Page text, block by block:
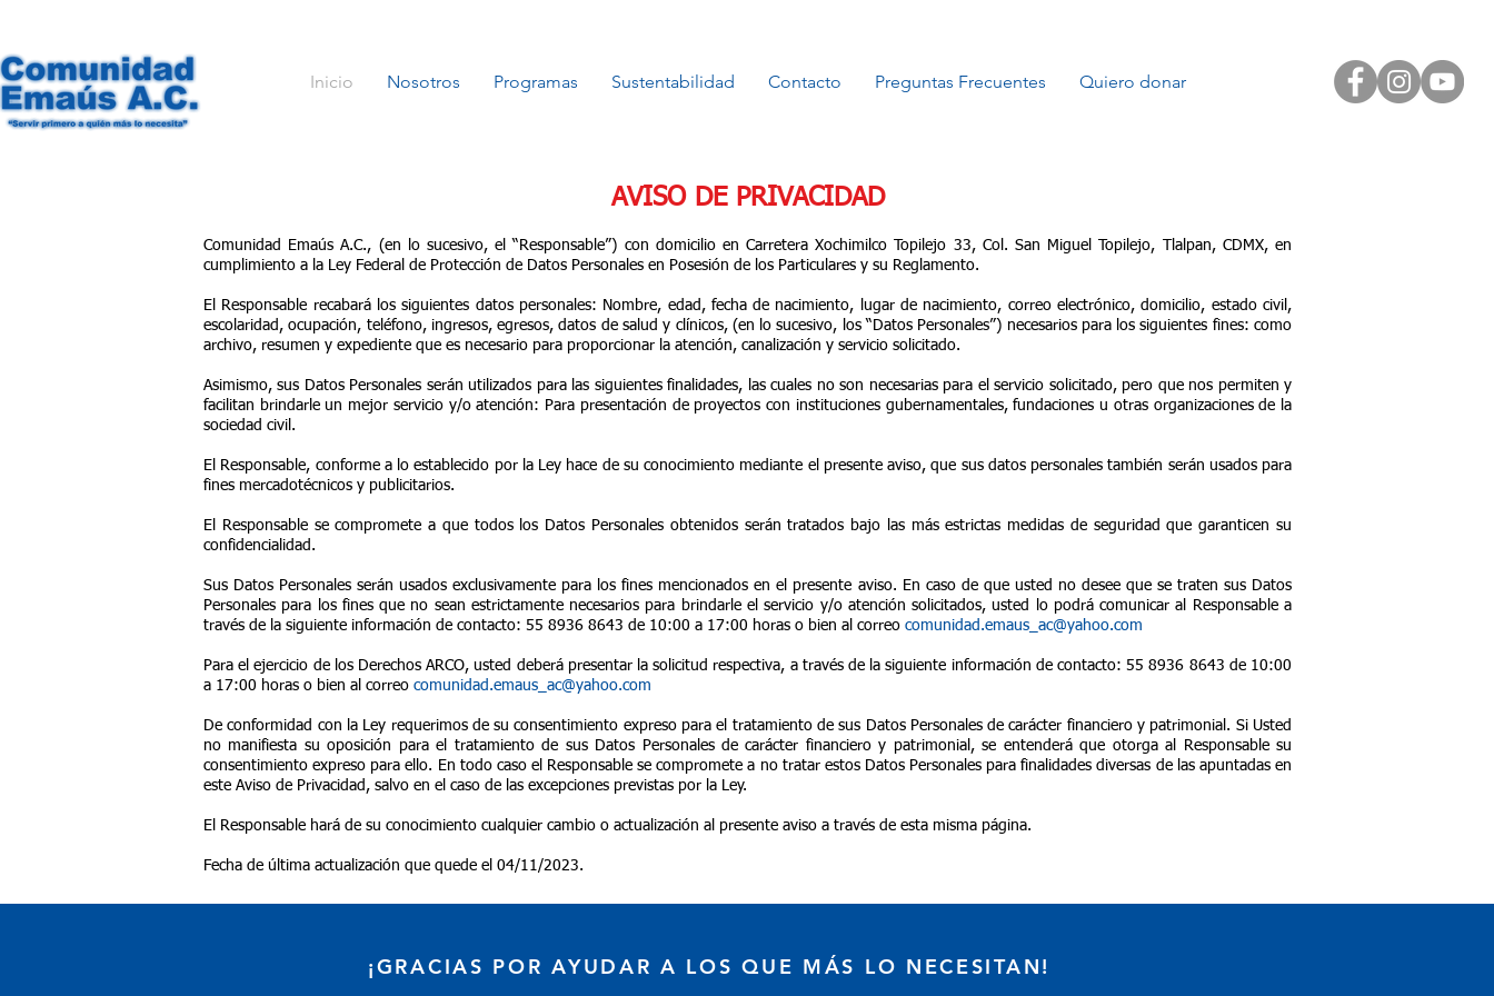
Inicio Nosotros Programas Sustentabilidad Contacto Preguntas Frecuentes Quiero donar
¡GRACIAS POR AYUDAR A LOS QUE MÁS LO NECESITAN!
AVISO DE PRIVACIDAD
Comunidad Emaús A.C., (en lo sucesivo, el “Responsable”) con domicilio en Carretera Xochimilco Topilejo 33, Col. San Miguel Topilejo, Tlalpan, CDMX, en
cumplimiento a la Ley Federal de Protección de Datos Personales en Posesión de los Particulares y su Reglamento.
El Responsable recabará los siguientes datos personales: Nombre, edad, fecha de nacimiento, lugar de nacimiento, correo electrónico, domicilio, estado civil,
escolaridad, ocupación, teléfono, ingresos, egresos, datos de salud y clínicos, (en lo sucesivo, los “Datos Personales”) necesarios para los siguientes fines: como
archivo, resumen y expediente que es necesario para proporcionar la atención, canalización y servicio solicitado.
Asimismo, sus Datos Personales serán utilizados para las siguientes finalidades, las cuales no son necesarias para el servicio solicitado, pero que nos permiten y
facilitan brindarle un mejor servicio y/o atención: Para presentación de proyectos con instituciones gubernamentales, fundaciones u otras organizaciones de la
sociedad civil.
El Responsable, conforme a lo establecido por la Ley hace de su conocimiento mediante el presente aviso, que sus datos personales también serán usados para
fines mercadotécnicos y publicitarios.
El Responsable se compromete a que todos los Datos Personales obtenidos serán tratados bajo las más estrictas medidas de seguridad que garanticen su
confidencialidad.
Sus Datos Personales serán usados exclusivamente para los fines mencionados en el presente aviso. En caso de que usted no desee que se traten sus Datos
Personales para los fines que no sean estrictamente necesarios para brindarle el servicio y/o atención solicitados, usted lo podrá comunicar al Responsable a
través de la siguiente información de contacto: 55 8936 8643 de 10:00 a 17:00 horas o bien al correo comunidad.emaus_ac@yahoo.com
Para el ejercicio de los Derechos ARCO, usted deberá presentar la solicitud respectiva, a través de la siguiente información de contacto: 55 8936 8643 de 10:00
a 17:00 horas o bien al correo comunidad.emaus_ac@yahoo.com
De conformidad con la Ley requerimos de su consentimiento expreso para el tratamiento de sus Datos Personales de carácter financiero y patrimonial. Si Usted
no manifiesta su oposición para el tratamiento de sus Datos Personales de carácter financiero y patrimonial, se entenderá que otorga al Responsable su
consentimiento expreso para ello. En todo caso el Responsable se compromete a no tratar estos Datos Personales para finalidades diversas de las apuntadas en
este Aviso de Privacidad, salvo en el caso de las excepciones previstas por la Ley.
El Responsable hará de su conocimiento cualquier cambio o actualización al presente aviso a través de esta misma página.
Fecha de última actualización que quede el 04/11/2023.